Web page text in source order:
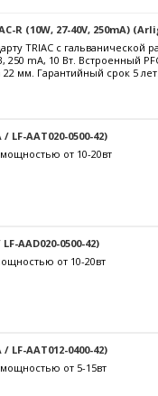
R (10W, 27-40V, 250mA)
TRIAC с
250 mА, 10 Вт. Встроенный
мм. Гарантийный срок 5 лет.
LF-AAT020-0500-42)
от 10-20вт
AAD020-0500-42)
от 10-20вт
LF-AAT012-0400-42)
мощностью от 5-15вт